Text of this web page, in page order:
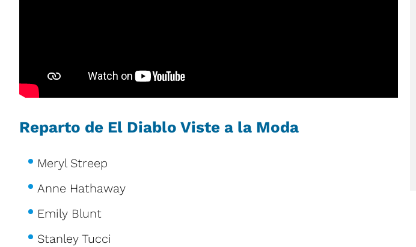
Reparto de El Diablo Viste a la Moda
Meryl Streep
Anne Hathaway
Emily Blunt
Stanley Tucci